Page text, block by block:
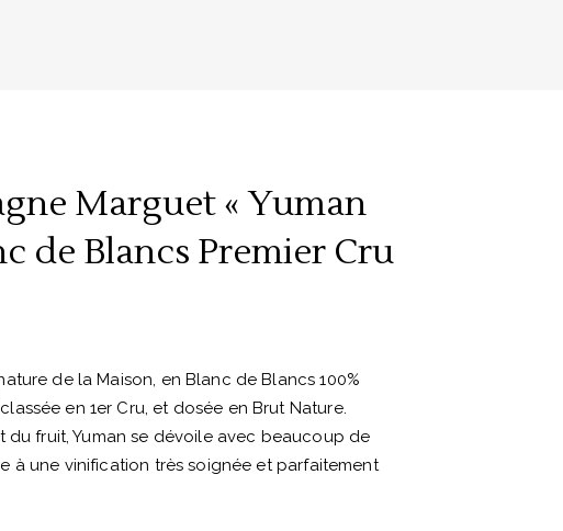
Marguet « Yuman
de Blancs Premier Cru
de la Maison, en Blanc de Blancs 100%
en 1er Cru, et dosée en Brut Nature.
du fruit, Yuman se dévoile avec beaucoup de
à une vinification très soignée et parfaitement